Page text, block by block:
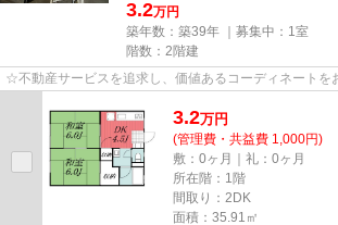
3.2万円
築年数：築39年 ｜募集中： 1室
階数：2階建
☆不動産サービスを追求し、価値あるコーディネート
3.2万円
(管理費・共益費 1,000円)
敷：0ヶ月｜礼：0ヶ月
所在階：1階
間取り：2DK
面積：35.91㎡